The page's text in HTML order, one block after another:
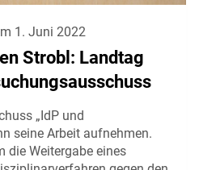
1. Juni 2022
Strobl: Landtag
„IdP und
seine Arbeit aufnehmen.
die Weitergabe eines